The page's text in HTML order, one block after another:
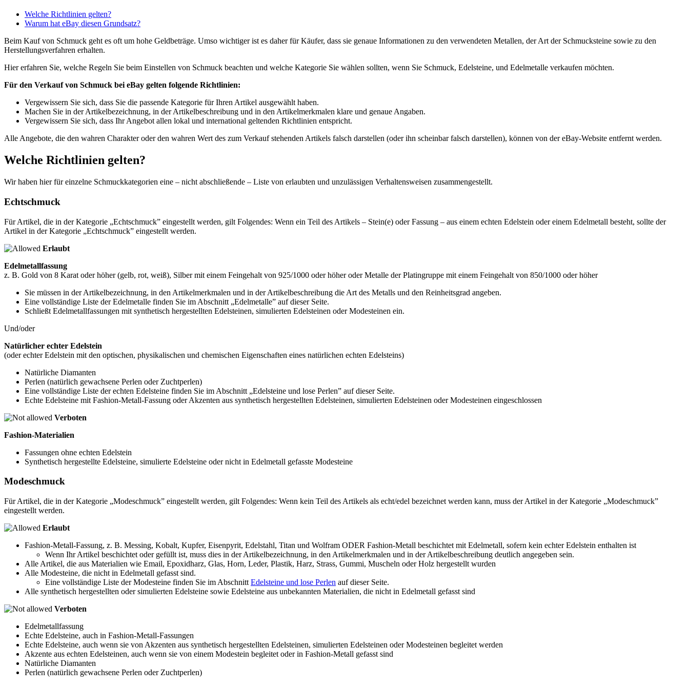
Welche Richtlinien gelten?
Warum hat eBay diesen Grundsatz?
Beim Kauf von Schmuck geht es oft um hohe Geldbeträge. Umso wichtiger ist es daher für Käufer, dass sie genaue Informationen zu den verwendeten Metallen, der Art der Schmucksteine sowie zu den
Herstellungsverfahren erhalten.
Hier erfahren Sie, welche Regeln Sie beim Einstellen von Schmuck beachten und welche Kategorie Sie wählen sollten, wenn Sie Schmuck, Edelsteine, und Edelmetalle verkaufen möchten.
Für den Verkauf von Schmuck bei eBay gelten folgende Richtlinien:
Vergewissern Sie sich, dass Sie die passende Kategorie für Ihren Artikel ausgewählt haben.
Machen Sie in der Artikelbezeichnung, in der Artikelbeschreibung und in den Artikelmerkmalen klare und genaue Angaben.
Vergewissern Sie sich, dass Ihr Angebot allen lokal und international geltenden Richtlinien entspricht.
Alle Angebote, die den wahren Charakter oder den wahren Wert des zum Verkauf stehenden Artikels falsch darstellen (oder ihn scheinbar falsch darstellen), können von der eBay-Website entfernt werden.
Welche Richtlinien gelten?
Wir haben hier für einzelne Schmuckkategorien eine – nicht abschließende – Liste von erlaubten und unzulässigen Verhaltensweisen zusammengestellt.
Echtschmuck
Für Artikel, die in der Kategorie „Echtschmuck” eingestellt werden, gilt Folgendes: Wenn ein Teil des Artikels – Stein(e) oder Fassung – aus einem echten Edelstein oder einem Edelmetall besteht, sollte der
Artikel in der Kategorie „Echtschmuck” eingestellt werden.
Erlaubt
Edelmetallfassung
z. B. Gold von 8 Karat oder höher (gelb, rot, weiß), Silber mit einem Feingehalt von 925/1000 oder höher oder Metalle der Platingruppe mit einem Feingehalt von 850/1000 oder höher
Sie müssen in der Artikelbezeichnung, in den Artikelmerkmalen und in der Artikelbeschreibung die Art des Metalls und den Reinheitsgrad angeben.
Eine vollständige Liste der Edelmetalle finden Sie im Abschnitt „Edelmetalle” auf dieser Seite.
Schließt Edelmetallfassungen mit synthetisch hergestellten Edelsteinen, simulierten Edelsteinen oder Modesteinen ein.
Und/oder
Natürlicher echter Edelstein
(oder echter Edelstein mit den optischen, physikalischen und chemischen Eigenschaften eines natürlichen echten Edelsteins)
Natürliche Diamanten
Perlen (natürlich gewachsene Perlen oder Zuchtperlen)
Eine vollständige Liste der echten Edelsteine finden Sie im Abschnitt „Edelsteine und lose Perlen” auf dieser Seite.
Echte Edelsteine mit Fashion-Metall-Fassung oder Akzenten aus synthetisch hergestellten Edelsteinen, simulierten Edelsteinen oder Modesteinen eingeschlossen
Verboten
Fashion-Materialien
Fassungen ohne echten Edelstein
Synthetisch hergestellte Edelsteine, simulierte Edelsteine oder nicht in Edelmetall gefasste Modesteine
Modeschmuck
Für Artikel, die in der Kategorie „Modeschmuck” eingestellt werden, gilt Folgendes: Wenn kein Teil des Artikels als echt/edel bezeichnet werden kann, muss der Artikel in der Kategorie „Modeschmuck”
eingestellt werden.
Erlaubt
Fashion-Metall-Fassung, z. B. Messing, Kobalt, Kupfer, Eisenpyrit, Edelstahl, Titan und Wolfram ODER Fashion-Metall beschichtet mit Edelmetall, sofern kein echter Edelstein enthalten ist
Wenn Ihr Artikel beschichtet oder gefüllt ist, muss dies in der Artikelbezeichnung, in den Artikelmerkmalen und in der Artikelbeschreibung deutlich angegeben sein.
Alle Artikel, die aus Materialien wie Email, Epoxidharz, Glas, Horn, Leder, Plastik, Harz, Strass, Gummi, Muscheln oder Holz hergestellt wurden
Alle Modesteine, die nicht in Edelmetall gefasst sind.
Eine vollständige Liste der Modesteine finden Sie im Abschnitt Edelsteine und lose Perlen auf dieser Seite.
Alle synthetisch hergestellten oder simulierten Edelsteine sowie Edelsteine aus unbekannten Materialien, die nicht in Edelmetall gefasst sind
Verboten
Edelmetallfassung
Echte Edelsteine, auch in Fashion-Metall-Fassungen
Echte Edelsteine, auch wenn sie von Akzenten aus synthetisch hergestellten Edelsteinen, simulierten Edelsteinen oder Modesteinen begleitet werden
Akzente aus echten Edelsteinen, auch wenn sie von einem Modestein begleitet oder in Fashion-Metall gefasst sind
Natürliche Diamanten
Perlen (natürlich gewachsene Perlen oder Zuchtperlen)